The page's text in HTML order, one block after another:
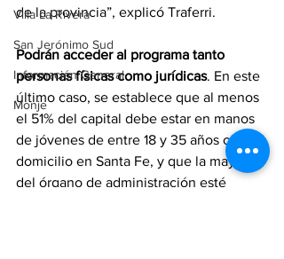
Villa La Rivera
San Jerónimo Sud
Información General
Monje
de la provincia”, explicó Traferri.
Podrán acceder al programa tanto
personas físicas como jurídicas. En este
último caso, se establece que al menos
el 51% del capital debe estar en manos
de jóvenes de entre 18 y 35 años con
domicilio en Santa Fe, y que la mayoría
del órgano de administración esté